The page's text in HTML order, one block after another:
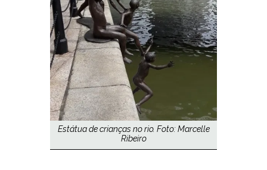
Estátua de crianças no rio. Foto: Marcelle
Ribeiro